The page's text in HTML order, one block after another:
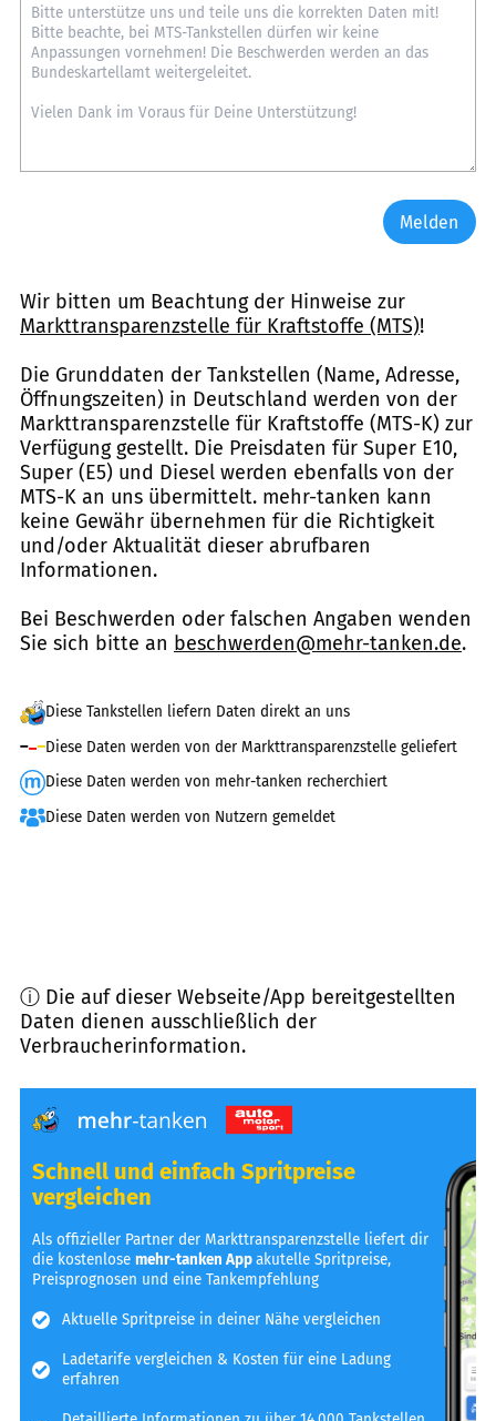
Melden
Wir bitten um Beachtung der Hinweise zur
Markttransparenzstelle für Kraftstoffe (MTS)!
Die Grunddaten der Tankstellen (Name, Adresse,
Öffnungszeiten) in Deutschland werden von der
Markttransparenzstelle für Kraftstoffe (MTS-K) zur
Verfügung gestellt. Die Preisdaten für Super E10,
Super (E5) und Diesel werden ebenfalls von der
MTS-K an uns übermittelt. mehr-tanken kann
keine Gewähr übernehmen für die Richtigkeit
und/oder Aktualität dieser abrufbaren
Informationen.
Bei Beschwerden oder falschen Angaben wenden
Sie sich bitte an beschwerden@mehr-tanken.de.
Diese Tankstellen liefern Daten direkt an uns
Diese Daten werden von der Markttransparenzstelle geliefert
Diese Daten werden von mehr-tanken recherchiert
Diese Daten werden von Nutzern gemeldet
ⓘ Die auf dieser Webseite/App bereitgestellten
Daten dienen ausschließlich der
Verbraucherinformation.
Schnell und einfach Spritpreise
vergleichen
Als offizieller Partner der Markttransparenzstelle liefert dir
die kostenlosemehr-tanken Appakutelle Spritpreise,
Preisprognosen und eine Tankempfehlung
Aktuelle Spritpreise in deiner Nähe vergleichen
Ladetarife vergleichen & Kosten für eine Ladung
erfahren